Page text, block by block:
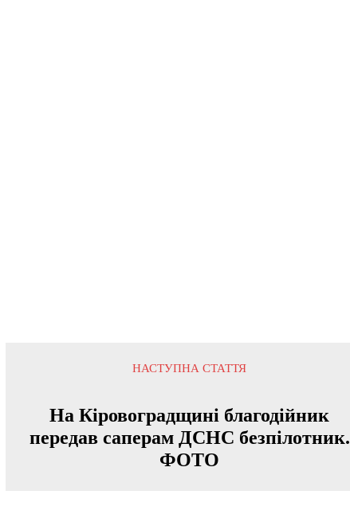
НАСТУПНА СТАТТЯ
На Кіровоградщині благодійник
передав саперам ДСНС безпілотник.
ФОТО